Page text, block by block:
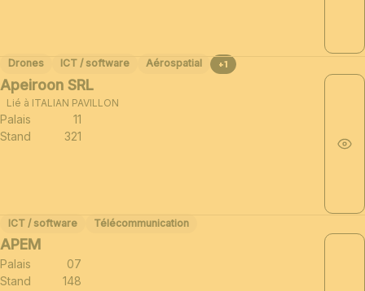
Drones ICT / software Aérospatial +1
Apeiroon SRL
Lié à ITALIAN PAVILLON
Palais
11
Stand
321
ICT / software Télécommunication
APEM
Palais
07
Stand
148